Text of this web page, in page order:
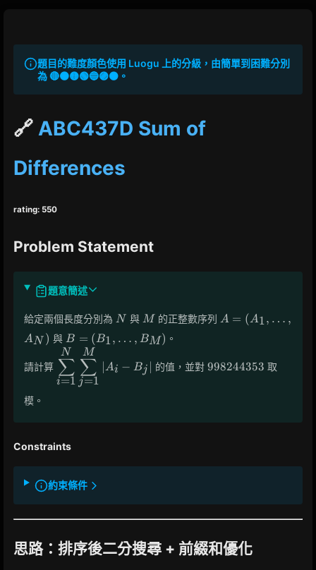
題目的難度顏色使用 Luogu 上的分級，由簡單到困難分別
為 🔴🟠🟡🟢🔵🟣⚫。
🔗 ABC437D Sum of
Differences
rating: 550
Problem Statement
題意簡述
給定兩個長度分別為 N
N 與 M
M的正整數序列 A =
A_N)
A = (A1, … ,
AN ) 與 B =
(B_1,
\dots,
B_M)
B = (B1, … , BM ) 。
請計算
\displaystyle
\sum_{i=1}^{N}
\sum_{j=1}^{M}
i=1
∑
N
j=1
∑
M
Ai − Bj 的值，並對 998244353 取
模。
Constraints
約束條件
思路：排序後二分搜尋 + 前綴和優化